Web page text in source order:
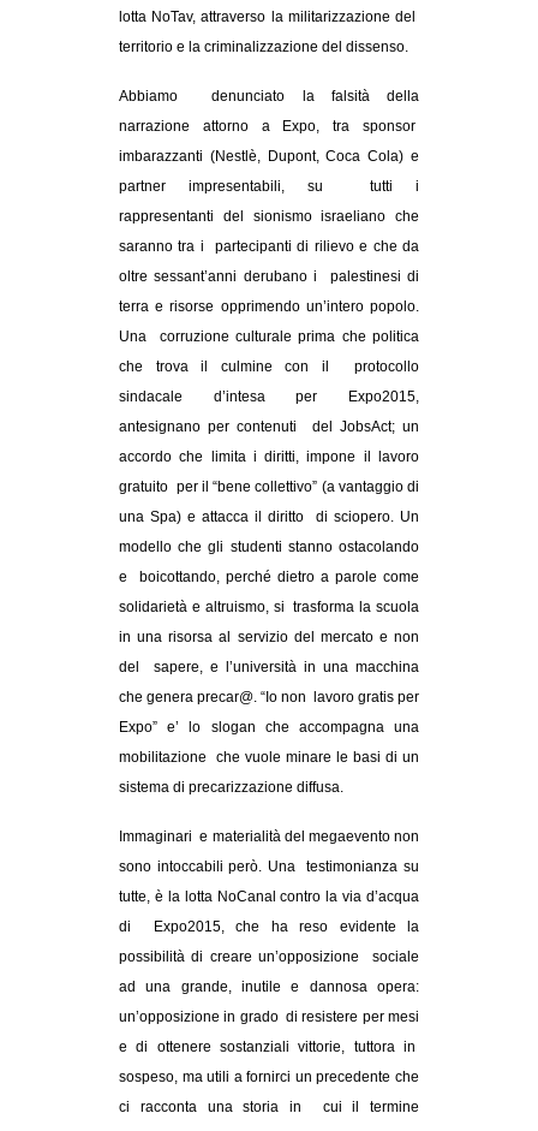
lotta NoTav, attraverso la militarizzazione del
territorio e la criminalizzazione del dissenso.
Abbiamo denunciato la falsità della
narrazione attorno a Expo, tra sponsor
imbarazzanti (Nestlè, Dupont, Coca Cola) e
partner impresentabili, su tutti i
rappresentanti del sionismo israeliano che
saranno tra i partecipanti di rilievo e che da
oltre sessant’anni derubano i palestinesi di
terra e risorse opprimendo un’intero popolo.
Una corruzione culturale prima che politica
che trova il culmine con il protocollo
sindacale d’intesa per Expo2015,
antesignano per contenuti del JobsAct; un
accordo che limita i diritti, impone il lavoro
gratuito per il “bene collettivo” (a vantaggio di
una Spa) e attacca il diritto di sciopero. Un
modello che gli studenti stanno ostacolando
e boicottando, perché dietro a parole come
solidarietà e altruismo, si trasforma la scuola
in una risorsa al servizio del mercato e non
del sapere, e l’università in una macchina
che genera precar@. “Io non lavoro gratis per
Expo” e’ lo slogan che accompagna una
mobilitazione che vuole minare le basi di un
sistema di precarizzazione diffusa.
Immaginari e materialità del megaevento non
sono intoccabili però. Una testimonianza su
tutte, è la lotta NoCanal contro la via d’acqua
di Expo2015, che ha reso evidente la
possibilità di creare un’opposizione sociale
ad una grande, inutile e dannosa opera:
un’opposizione in grado di resistere per mesi
e di ottenere sostanziali vittorie, tuttora in
sospeso, ma utili a fornirci un precedente che
ci racconta una storia in cui il termine